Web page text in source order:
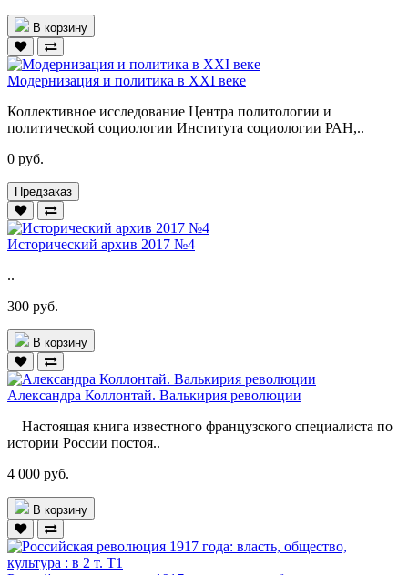
В корзину
Модернизация и политика в XXI веке
Коллективное исследование Центра политологии и
политической социологии Института социологии РАН,..
0 руб.
Предзаказ
Исторический архив 2017 №4
..
300 руб.
В корзину
Александра Коллонтай. Валькирия революции
Настоящая книга известного французского специалиста по
истории России постоя..
4 000 руб.
В корзину